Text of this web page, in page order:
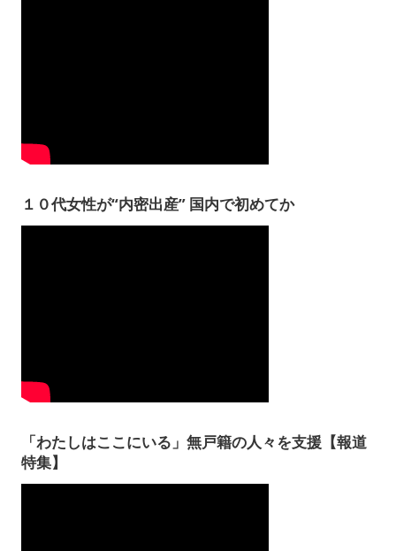
１０代女性が“内密出産” 国内で初めてか
「わたしはここにいる」無戸籍の人々を支援【報道
特集】